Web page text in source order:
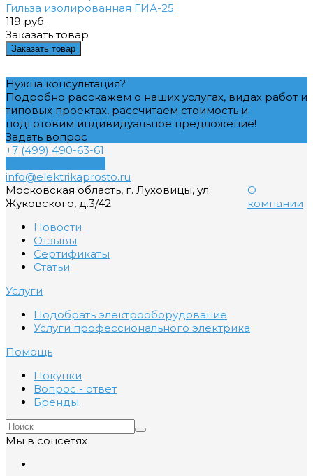
Гильза изолированная ГИА-25
119 руб.
Заказать товар
Заказать товар
Нужна консультация?
Подробно расскажем о наших услугах, видах работ и
типовых проектах, рассчитаем стоимость и
подготовим индивидуальное предложение!
Задать вопрос
+7 (499) 490-63-61
info@elektrikaprosto.ru
Московская область, г. Луховицы, ул.
Жуковского, д.3/42
О
компании
Новости
Отзывы
Сертификаты
Статьи
Услуги
Подобрать электрооборудование
Услуги профессионального электрика
Помощь
Покупки
Вопрос - ответ
Бренды
Мы в соцсетях